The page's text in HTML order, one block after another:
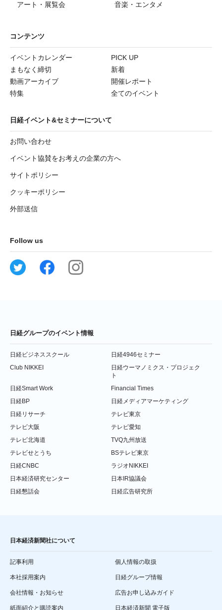
アート・展覧会
音楽・エンタメ
コンテンツ
イベントカレンダー
PICK UP
まもなく締切
新着
動画アーカイブ
開催レポート
特集
全てのイベント
日経イベント&セミナーについて
お問い合わせ
イベント協賛をお考えの企業の方へ
サイトポリシー
クッキーポリシー
外部送信
Follow us
日経グループのイベント情報
日経ビジネススクール
日経4946セミナー
Club NIKKEI
日経ウーマノミクス・プロジェク
ト
日経Smart Work
Financial Times
日経BP
日経メディアマーケティング
日経リサーチ
テレビ東京
テレビ大阪
テレビ愛知
テレビ北海道
TVQ九州放送
テレビせとうち
BSテレビ東京
日経CNBC
ラジオNIKKEI
日本経済研究センター
日本IR協議会
日経懇話会
日経広告研究所
日本経済新聞社について
記事利用 個人情報の取扱
本社採用案内 日経グループ情報
会社情報・お知らせ 広告お申し込みガイド
紙面紹介と購読案内 日本経済新聞 電子版